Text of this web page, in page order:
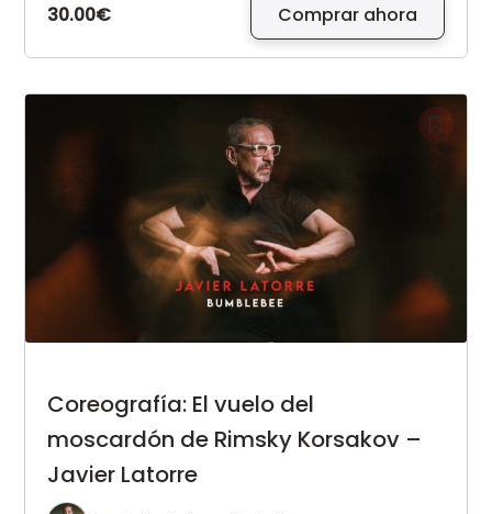
30.00€ Comprar ahora
Coreografía: El vuelo del
moscardón de Rimsky Korsakov –
Javier Latorre